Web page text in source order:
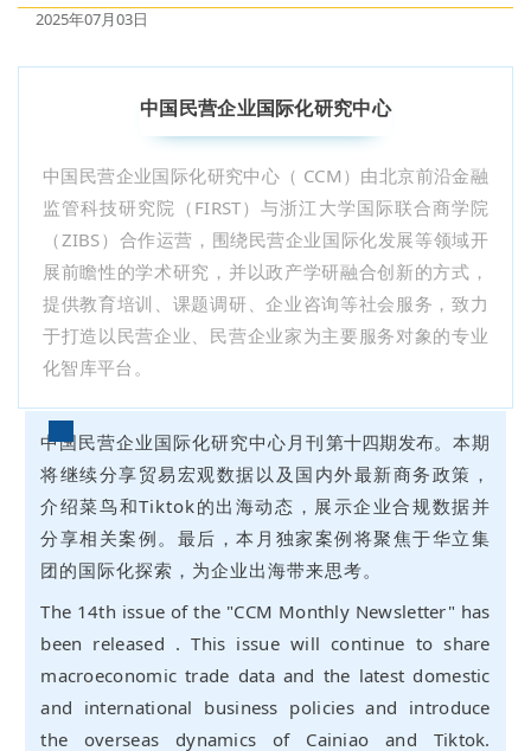
2025年07月03日
中国民营企业国际化研究中心
中国民营企业国际化研究中心（ CCM）由北京前沿金融
监管科技研究院（FIRST）与浙江大学国际联合商学院
（ZIBS）合作运营，围绕民营企业国际化发展等领域开
展前瞻性的学术研究，并以政产学研融合创新的方式，
提供教育培训、课题调研、企业咨询等社会服务，致力
于打造以民营企业、民营企业家为主要服务对象的专业
化智库平台。
中国民营企业国际化研究中心月刊第十四期发布。 本期
将继续分享贸易宏观数据以及国内外最新商务政策，
介绍菜鸟和Tiktok的出海动态，展示企业合规数据并
分享相关案例。最后，本月独家案例将聚焦于华立集
团的国际化探索，为企业出海带来思考。
The 14th issue of the "CCM Monthly Newsletter" has
been released . This issue will continue to share
macroeconomic trade data and the latest domestic
and international business policies and introduce
the overseas dynamics of Cainiao and Tiktok.